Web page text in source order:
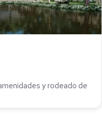
y rodeado de